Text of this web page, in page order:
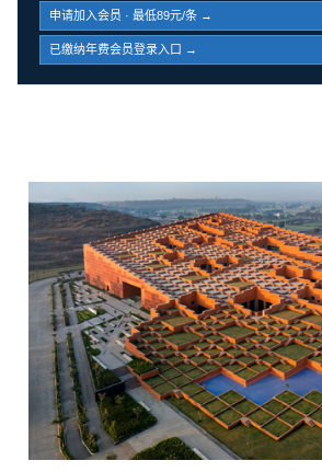
申请加入会员 · 最低89元/条 →
已缴纳年费会员登录入口 →